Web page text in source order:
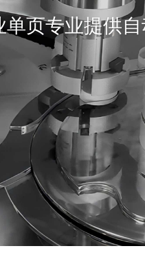
单页专业提供